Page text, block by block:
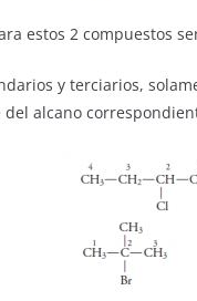
estos 2 compuestos
y terciarios,
alcano